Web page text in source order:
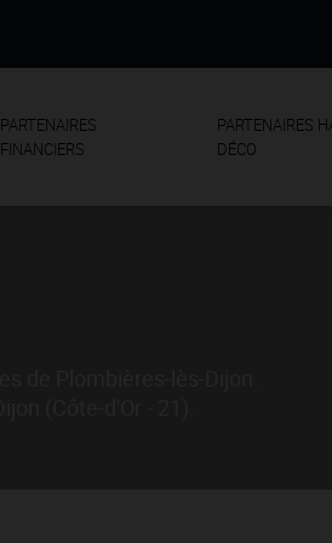
PARTENAIRES
FINANCIERS
PARTENAIRES
DÉCO